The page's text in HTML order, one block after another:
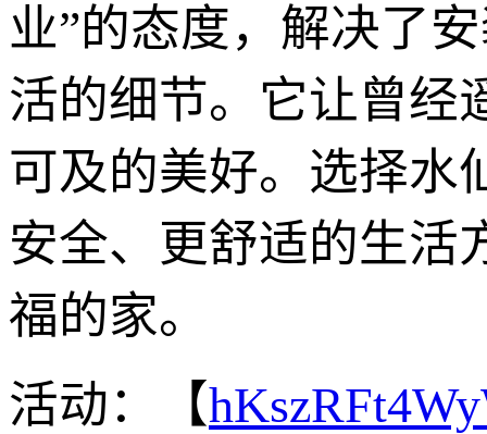
业”的态度，解决了
活的细节。它让曾经
可及的美好。选择水
安全、更舒适的生活
福的家。
活动：【